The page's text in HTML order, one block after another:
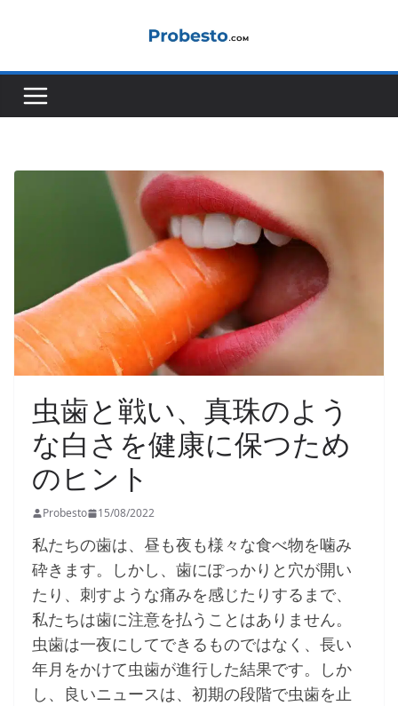
キ
虫歯と戦い、真珠のよう
な白さを健康に保つため
のヒント
Probesto 15/08/2022
私たちの歯は、昼も夜も様々な食べ物を噛み
砕きます。しかし、歯にぽっかりと穴が開い
たり、刺すような痛みを感じたりするまで、
私たちは歯に注意を払うことはありません。
虫歯は一夜にしてできるものではなく、長い
年月をかけて虫歯が進行した結果です。しか
し、良いニュースは、初期の段階で虫歯を止